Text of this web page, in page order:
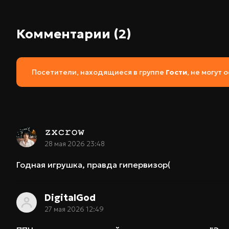
Комментарии (2)
Посетители, находящиеся в группе Гости, не могут
𝚣𝚡𝚌𝚛𝚘𝚠ㅤㅤㅤㅤㅤㅤㅤㅤㅤㅤ
28 мая 2026 23:48
Годная игрушка, правда гипервизор(
DigitalGod
27 мая 2026 12:49